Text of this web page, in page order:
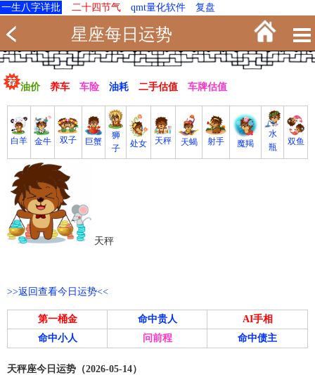
一生八字详批 二十四节气 qmt量化软件 复盘
星座每日运势
油价 养车 车险 油耗 二手估值 车牌估值
白羊 金牛 双子 巨蟹
狮
子
处女 天秤 天蝎 射手 魔羯
水
瓶
双鱼
天秤
>>返回查看今日运势<<
第一桶金 命中贵人
AI手相
命中小人
问前程 命中债主
天秤座今日运势（2026-05-14）